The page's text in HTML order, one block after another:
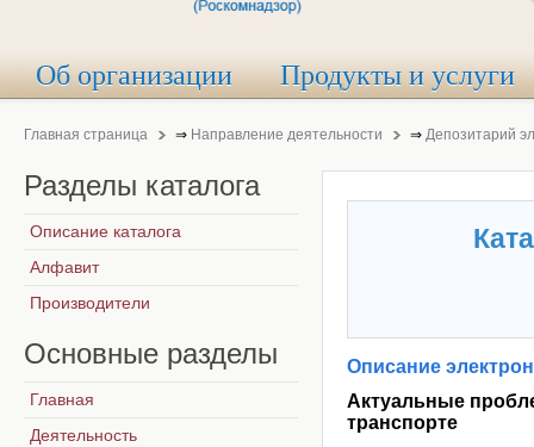
Об организации Продукты и услуги
Главная страница ⇒ Направление деятельности ⇒ Депозитарий
Описание
Актуальные
транспорте
Разделы каталога
Описание каталога
Алфавит
Производители
Основные разделы
Главная
Деятельность